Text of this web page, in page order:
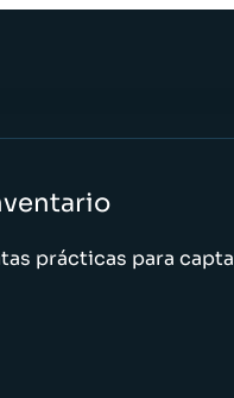
prácticas para